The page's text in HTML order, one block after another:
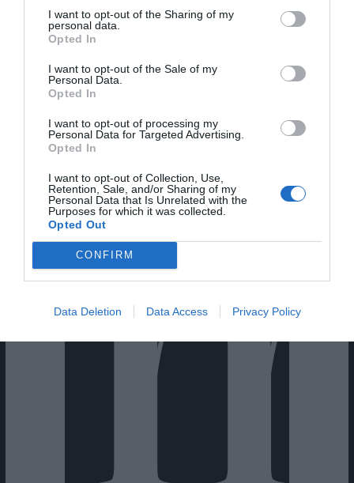
I want to opt-out of the Sharing of my
personal data.
Opted In
I want to opt-out of the Sale of my
Personal Data.
Opted In
I want to opt-out of processing my
Personal Data for Targeted Advertising.
Opted In
I want to opt-out of Collection, Use,
Retention, Sale, and/or Sharing of my
Personal Data that Is Unrelated with the
Purposes for which it was collected.
Opted Out
CONFIRM
Data Deletion Data Access Privacy Policy
Cine Estreias HD